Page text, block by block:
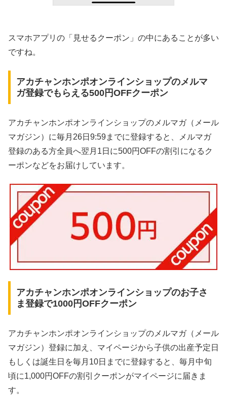
スマホアプリの「見せるクーポン」の中にあることが多い
ですね。
アカチャンホンポオンラインショップのメルマ
ガ登録でもらえる500円OFFクーポン
アカチャンホンポオンラインショップのメルマガ（メール
マガジン）に毎月26日9:59までに登録すると、メルマガ
登録のある方全員へ翌月1日に500円OFFの割引になるク
ーポンなどをお届けしています。
アカチャンホンポオンラインショップのお子さ
ま登録で1000円OFFクーポン
アカチャンホンポオンラインショップのメルマガ（メール
マガジン）登録に加え、マイページから子供の出産予定日
もしくは誕生日を毎月10日までに登録すると、毎月中旬
頃に1,000円OFFの割引クーポンがマイページに届きま
す。